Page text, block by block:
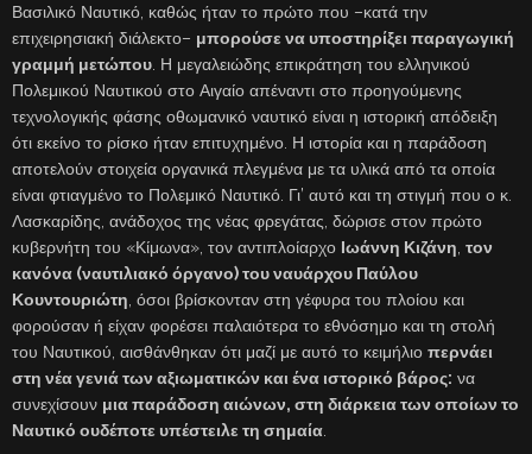
Βασιλικό Ναυτικό, καθώς ήταν το πρώτο που –κατά την
επιχειρησιακή διάλεκτο– μπορούσε να υποστηρίξει παραγωγική
γραμμή μετώπου . Η μεγαλειώδης επικράτηση του ελληνικού
Πολεμικού Ναυτικού στο Αιγαίο απέναντι στο προηγούμενης
τεχνολογικής φάσης οθωμανικό ναυτικό είναι η ιστορική απόδειξη
ότι εκείνο το ρίσκο ήταν επιτυχημένο. Η ιστορία και η παράδοση
αποτελούν στοιχεία οργανικά πλεγμένα με τα υλικά από τα οποία
είναι φτιαγμένο το Πολεμικό Ναυτικό. Γι’ αυτό και τη στιγμή που ο κ.
Λασκαρίδης, ανάδοχος της νέας φρεγάτας, δώρισε στον πρώτο
κυβερνήτη του «Κίμωνα», τον αντιπλοίαρχο Ιωάννη Κιζάνη τον
κανόνα (ναυτιλιακό όργανο) του ναυάρχου Παύλου
Κουντουριώτη , όσοι βρίσκονταν στη γέφυρα του πλοίου και
φορούσαν ή είχαν φορέσει παλαιότερα το εθνόσημο και τη στολή
του Ναυτικού, αισθάνθηκαν ότι μαζί με αυτό το κειμήλιο περνάει
στη νέα γενιά των αξιωματικών και ένα ιστορικό βάρος: να
συνεχίσουν μια παράδοση αιώνων, στη διάρκεια των οποίων το
Ναυτικό ουδέποτε υπέστειλε τη σημαία